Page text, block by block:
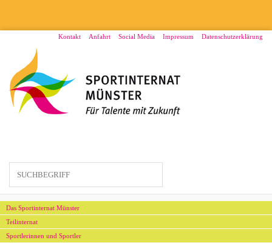
Menü2
Kontakt Anfahrt Social Media Impressum Datenschutzerklärung
Hauptmenü
Das Sportinternat Münster
Teilinternat
Sportlerinnen und Sportler